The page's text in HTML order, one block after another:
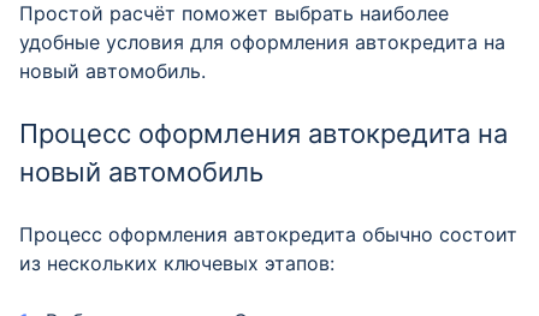
Простой расчёт поможет выбрать наиболее
удобные условия для оформления автокредита на
новый автомобиль.
Процесс оформления автокредита на
новый автомобиль
Процесс оформления автокредита обычно состоит
из нескольких ключевых этапов: